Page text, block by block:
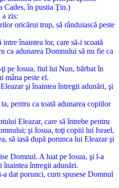
Cades, în pustia Ţin.)
zis:
oricărui trup, să rânduiască peste
intre înaintea lor, care să-i scoată
ca adunarea Domnului să nu fie ca
pe Iosua, fiul lui Nun, bărbat în
mâna peste el.
şi înaintea întregii adunări, şi
pentru ca toată adunarea copiilor
Eleazar, care să întrebe pentru
şi Iosua, toţi copiii lui Israel,
să iasă după porunca lui Eleazar şi
Domnul. A luat pe Iosua, şi l-a
înaintea întregii adunări.
a dat porunci, cum spusese Domnul